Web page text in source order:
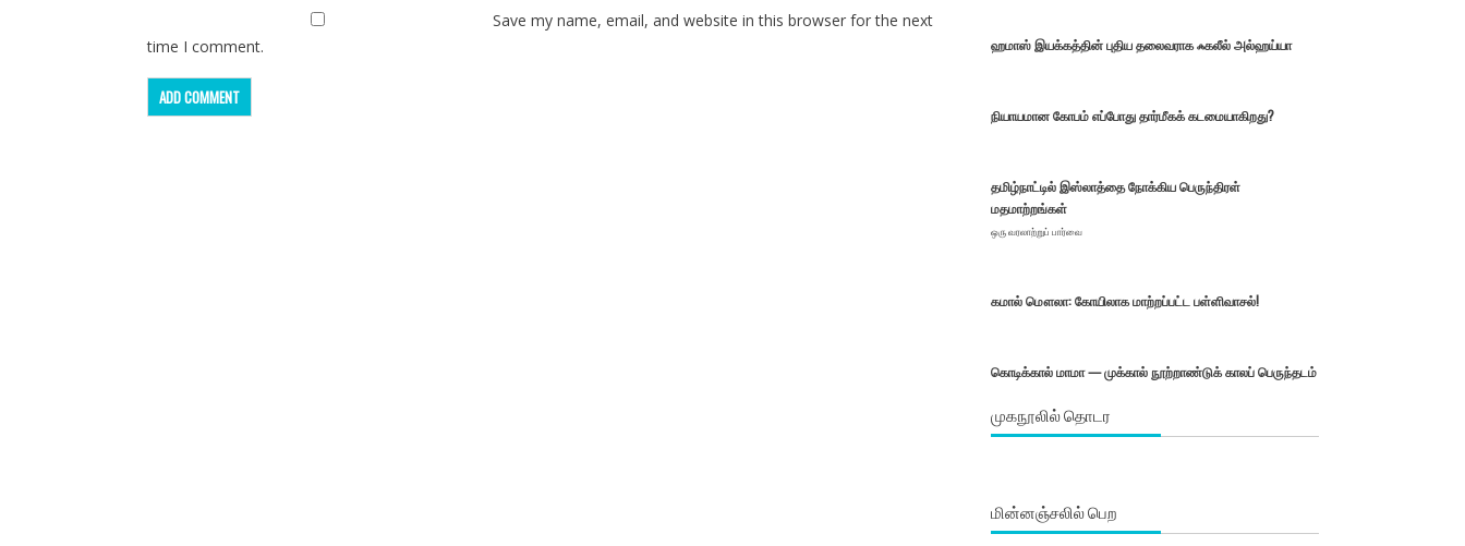
Save my name, email, and website in this browser for the next
time I comment.
ஹமாஸ் இயக்கத்தின் புதிய தலைவராக ஃகலீல் அல்ஹய்யா
நியாயமான கோபம் எப்போது தார்மீகக் கடமையாகிறது?
தமிழ்நாட்டில் இஸ்லாத்தை நோக்கிய பெருந்திரள்
மதமாற்றங்கள்
ஒரு வரலாற்றுப் பார்வை
கமால் மௌலா: கோயிலாக மாற்றப்பட்ட பள்ளிவாசல்!
கொடிக்கால் மாமா — முக்கால் நூற்றாண்டுக் காலப் பெருந்தடம்
முகநூலில் தொடர
மின்னஞ்சலில் பெற